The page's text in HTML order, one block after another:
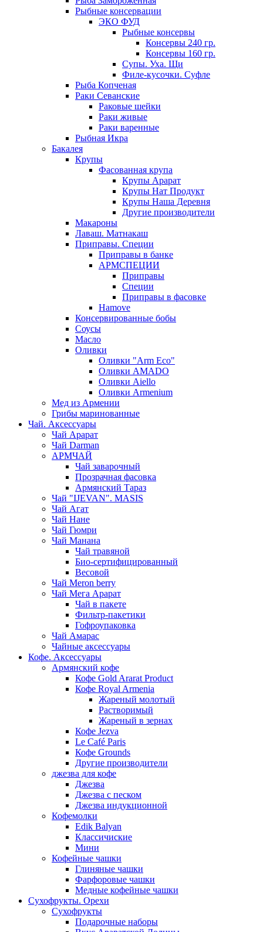
Рыбные консервации
ЭКО ФУД
Рыбные консервы
Консервы 240 гр.
Консервы 160 гр.
Супы. Уха. Щи
Филе-кусочки. Суфле
Рыба Копченая
Раки Севанские
Раковые шейки
Раки живые
Раки варенные
Рыбная Икра
Бакалея
Крупы
Фасованная крупа
Крупы Арарат
Крупы Нат Продукт
Крупы Наша Деревня
Другие производители
Макароны
Лаваш. Матнакаш
Приправы. Специи
Приправы в банке
АРМСПЕЦИИ
Приправы
Специи
Приправы в фасовке
Hamove
Консервированные бобы
Соусы
Масло
Оливки
Оливки "Arm Eco"
Оливки AMADO
Оливки Aiello
Оливки Armenium
Мед из Армении
Грибы маринованные
Чай. Аксессуары
Чай Арарат
Чай Darman
АРМЧАЙ
Чай заварочный
Прозрачная фасовка
Армянский Тараз
Чай "IJEVAN". MASIS
Чай Агат
Чай Нане
Чай Гюмри
Чай Манана
Чай травяной
Био-сертифицированный
Весовой
Чай Meron berry
Чай Мега Арарат
Чай в пакете
Фильтр-пакетики
Гофроупаковка
Чай Амарас
Чайные аксессуары
Кофе. Аксессуары
Армянский кофе
Кофе Gold Ararat Product
Кофе Royal Armenia
Жареный молотый
Растворимый
Жареный в зернах
Кофе Jezva
Le Café Paris
Кофе Grounds
Другие производители
джезва для кофе
Джезва
Джезва с песком
Джезва индукционной
Кофемолки
Edik Balyan
Классичиские
Мини
Кофейные чашки
Глиняные чашки
Фарфоровые чашки
Медные кофейные чашки
Сухофрукты. Орехи
Сухофрукты
Подарочные наборы